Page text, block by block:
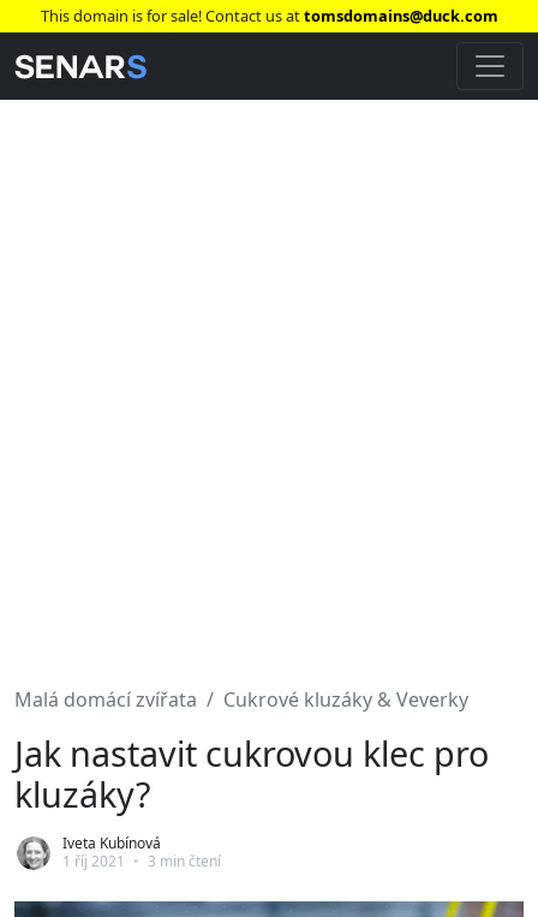
This domain is for sale! Contact us attomsdomains@duck.com
Malá domácí zvířata Cukrové kluzáky & Veverky
Jak nastavit cukrovou klec pro
kluzáky?
Iveta Kubínová
1 říj 2021
• 3 min čtení